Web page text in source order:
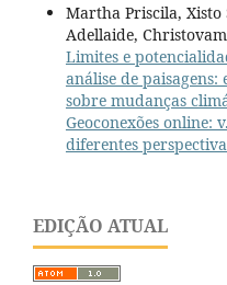
Martha Priscila,
Adellaide,
Limites e
análise de paisagens:
sobre mudanças
Geoconexões online:
diferentes
EDIÇÃO ATUAL